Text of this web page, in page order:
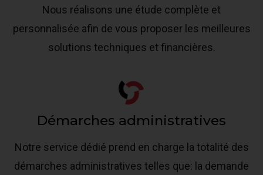
Nous réalisons une étude complète et
personnalisée afin de vous proposer les meilleures
solutions techniques et financières.
Démarches administratives
Notre service dédié prend en charge la totalité des
démarches administratives telles que: la demande